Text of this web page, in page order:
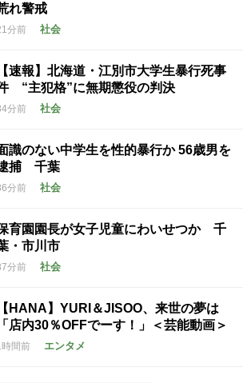
れ警戒
分前 社会
【速報】北海道・江別市大学生暴行死事
“主犯格”に無期懲役の判決
分前 社会
識のない中学生を性的暴行か 56歳男を
捕 千葉
分前 社会
育園園長が女子児童にわいせつか 千
・市川市
分前 社会
【HANA】YURI＆JISOO、来世の夢は
「店内30％OFFでーす！」＜芸能動画＞
時間前 エンタメ